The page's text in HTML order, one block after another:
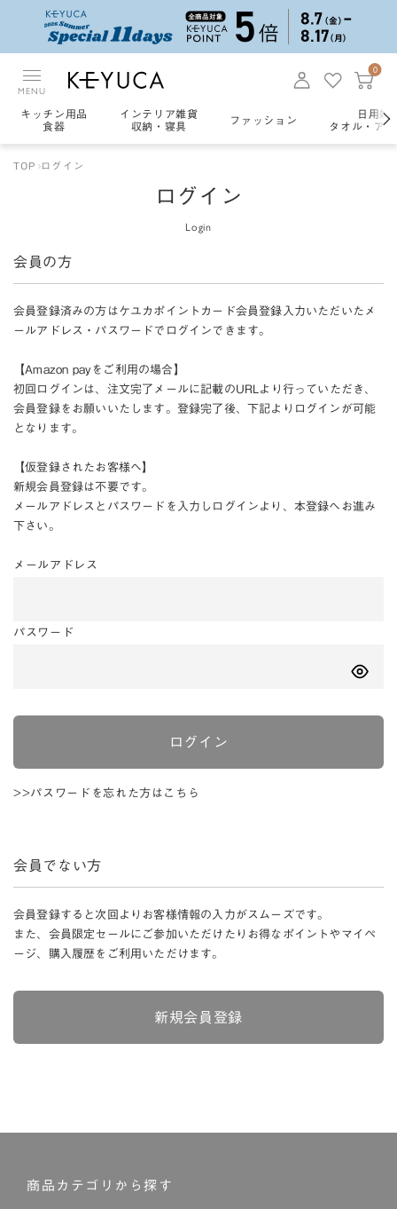
MENU
0
キッチン用品
食器
インテリア雑貨
収納・寝具
ファッション
日用雑
タオル・ア
TOP ログイン
ログイン
Login
会員の方
会員登録済みの方はケユカポイントカード会員登録入力いただいたメ
ールアドレス・パスワードでログインできます。
【Amazon payをご利用の場合】
初回ログインは、注文完了メールに記載のURLより行っていただき、
会員登録をお願いいたします。登録完了後、下記よりログインが可能
となります。
【仮登録されたお客様へ】
新規会員登録は不要です。
メールアドレスとパスワードを入力しログインより、本登録へお進み
下さい。
メールアドレス
パスワード
ログイン
>>パスワードを忘れた方はこちら
会員でない方
会員登録すると次回よりお客様情報の入力がスムーズです。
また、会員限定セールにご参加いただけたりお得なポイントやマイペ
ージ、購入履歴をご利用いただけます。
新規会員登録
商品カテゴリから探す